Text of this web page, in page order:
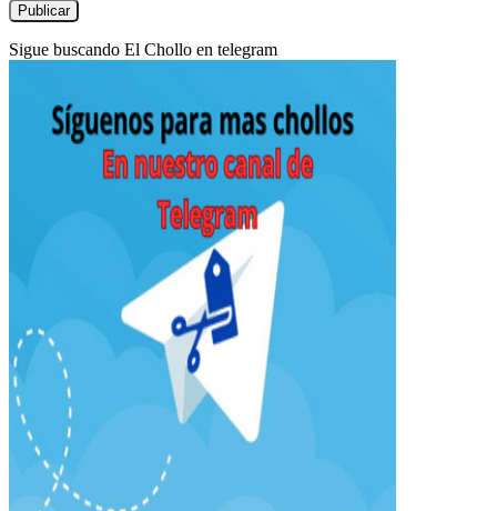
Sigue buscando El Chollo en telegram